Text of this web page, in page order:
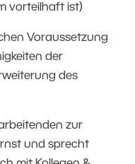
vorteilhaft ist)
Voraussetzung
der
des
zur
und sprecht